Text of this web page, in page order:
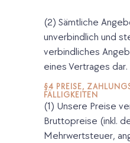
(2) Sämtliche
unverbindlich und
verbindliches
eines Vertrages dar.
§4 PREISE,
FÄLLIGKEITEN
(1) Unsere Preise
Bruttopreise (inkl.
Mehrwertsteuer,